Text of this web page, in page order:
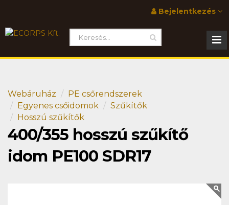
Bejelentkezés
Webáruház
PE csőrendszerek
Egyenes csőidomok
Szűkítők
Hosszú szűkítők
400/355 hosszú szűkítő
idom PE100 SDR17